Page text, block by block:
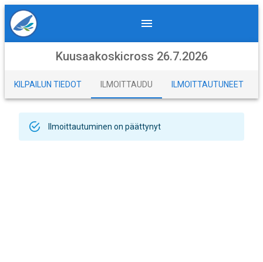
Kuusaakoskicross 26.7.2026
KILPAILUN TIEDOT ILMOITTAUDU ILMOITTAUTUNEET
Ilmoittautuminen on päättynyt